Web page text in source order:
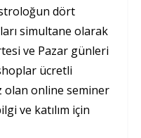
dört
simultane olarak
ve Pazar günleri
ücretli
olan online seminer
ve katılım için